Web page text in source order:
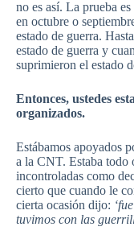
no es así. La prueba
en octubre o
estado de guerra.
estado de guerra y
suprimieron el estado
Entonces, ustedes
organizados.
Estábamos apoyados
a la CNT. Estaba todo
incontroladas como
cierto que cuando le
cierta ocasión dijo:
tuvimos con las